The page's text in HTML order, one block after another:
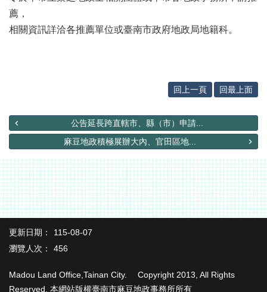
上
申
辦
務
民
意
交
流
下
載
專
區
題
薦，
相關資訊詳洽各推薦單位或臺南市政府地政局地籍科。
回上一頁 回最上面
公告延長跨直轄市、縣（市）申請...
麻豆地政積極展辦大內、官田區地...
更新日期：
115-08-07
瀏覽人次：
456
Madou Land Office,Tainan City. Copyright 2013, All Rights
Reserved. 本網站版權臺南市麻豆地政事務所所有